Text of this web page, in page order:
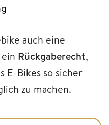
auch eine
Rückgaberecht,
E-Bikes so sicher
zu machen.